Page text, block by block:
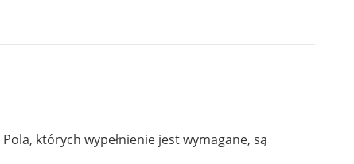
Pola, których wypełnienie jest wymagane, są